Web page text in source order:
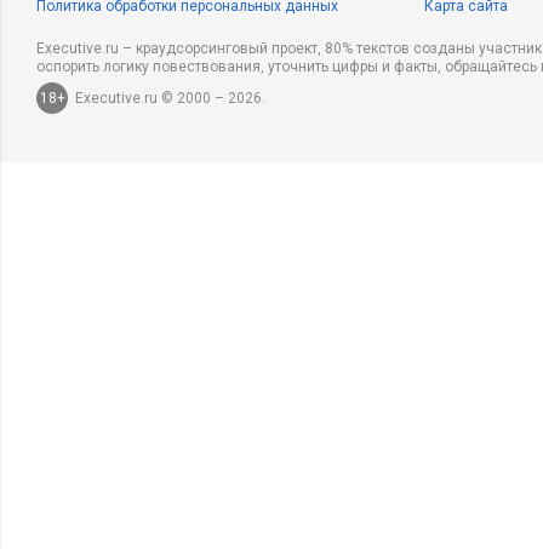
Политика обработки персональных данных Карта сайта
Executive.ru – краудсорсинговый проект, 80% текстов созданы
оспорить логику повествования, уточнить цифры и факты,
18+
Executive.ru © 2000 – 2026.